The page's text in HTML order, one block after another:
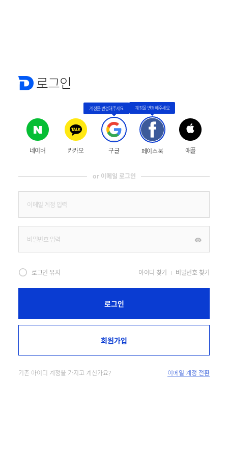
로그인
네이버 카카오 구글 페이스북 애플
or 이메일 로그인
로그인 유지 아이디 찾기 비밀번호 찾기
로그인
회원가입
기존 아이디 계정을 가지고 계신가요? 이메일 계정 전환